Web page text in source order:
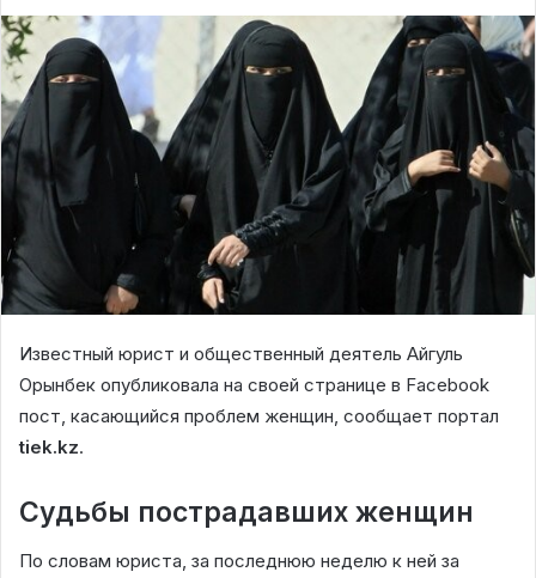
Известный юрист и общественный деятель Айгуль
Орынбек опубликовала на своей странице в Facebook
пост, касающийся проблем женщин, сообщает портал
tiek.kz.
Судьбы пострадавших женщин
По словам юриста, за последнюю неделю к ней за